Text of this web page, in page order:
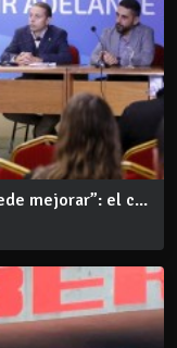
mejorar”: el c...